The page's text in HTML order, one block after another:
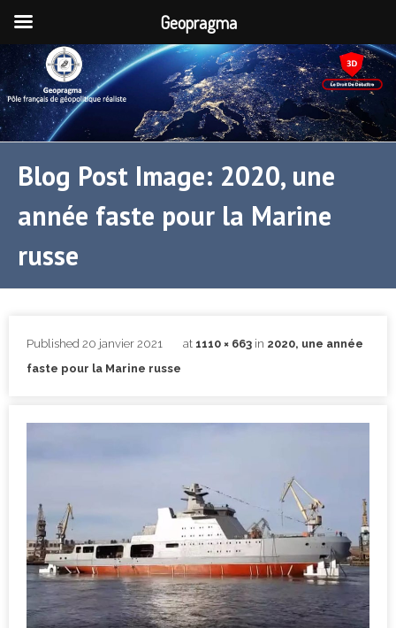
Blog Post Image: 2020, une
année faste pour la Marine
russe
Published 20 janvier 2021 at 1110 × 663 in 2020, une année
faste pour la Marine russe
Geopragma